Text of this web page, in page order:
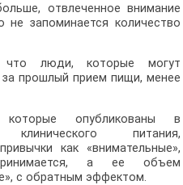
отвлеченное внимание
не запоминается количество
что люди, которые могут
прошлый прием пищи, менее
которые опубликованы в
питания,
как «внимательные»,
а ее объем
с обратным эффектом.